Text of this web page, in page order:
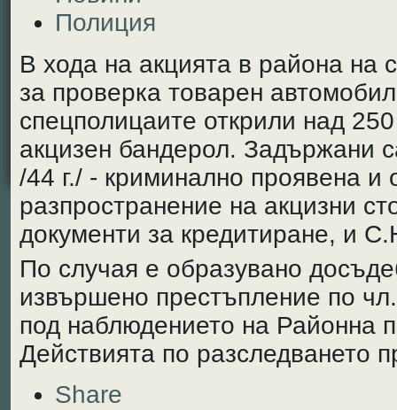
Полиция
В хода на акцията в района на
за проверка товарен
спецполицаите открили над
акцизен бандерол. Задържани
/44 г./ - криминално проявена и
разпространение на акцизни
документи за кредитиране, и
По случая е образувано
извършено престъпление по
под наблюдението на Районна
Действията по разследването
Share